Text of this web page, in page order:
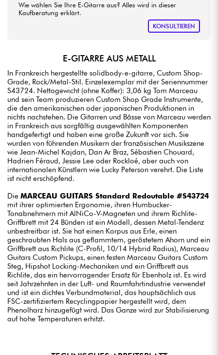
Wie wählen Sie Ihre E-Gitarre aus? Alles wird in dieser
Kaufberatung erklärt.
KONSULTIEREN
E-GITARRE AUS METALL
In Frankreich hergestellte solidbody-e-gitarre, Custom Shop-
Grade, Rock/Metal-Stil. Einzelexemplar mit der Seriennummer
S43724. Nettogewicht (ohne Koffer): 3,06 kg Tom Marceau
und sein Team produzieren Custom Shop Grade Instrumente,
die den amerikanischen oder japanischen Produktionen in
nichts nachstehen. Die Gitarren und Bässe von Marceau werden
in Frankreich aus sorgfältig ausgewählten Komponenten
handgefertigt und haben eine große Zukunft vor sich. Sie
wurden von führenden Musikern der französischen Musikszene
wie Jean-Michel Kajdan, Dan Ar Braz, Sébastien Chouard,
Hadrien Féraud, Jessie Lee oder Rockloé, aber auch von
internationalen Künstlern wie Lucky Peterson verehrt. Die Liste
ist nicht erschöpfend.
Die MARCEAU GUITARS Standard Redoutable #S43724
mit ihrer optimierten Ergonomie, ihren Humbucker-
Tonabnehmern mit AlNiCo-V-Magneten und ihrem Richlite-
Griffbrett mit 24 Bünden ist ein Modell, dessen Metal-Tendenz
unbestreitbar ist. Sie hat einen Korpus aus Erle, einen
geschraubten Hals aus geflammtem, geröstetem Ahorn und ein
Griffbrett aus Richlite (C-Profil, 10/14 Hybrid Radius), Marceau
Guitars Custom Pickups, einen festen Marceau Guitars Custom
Steg, Hipshot Locking-Mechaniken und ein Griffbrett aus
Richlite, das ein hervorragender Ersatz für Ebenholz ist. Es wird
seit Jahrzehnten in der Luft- und Raumfahrtindustrie verwendet
und ist ein dichtes Verbundmaterial, das hauptsächlich aus
FSC-zertifiziertem Recyclingpapier hergestellt wird, dem
Phenolharz hinzugefügt wird. Das Ganze wird zur Stabilisierung
auf hohe Temperaturen erhitzt.